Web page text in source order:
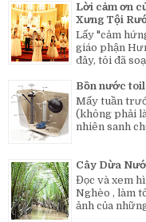
Lời cảm ơn
Xưng Tội
Lấy "cảm
giáo phận
đây, tôi đã
Bồn nước
Mấy tuần
(không phải
nhiên sanh
Cây Dừa
Đọc và xem
Nghèo , làm
ảnh của